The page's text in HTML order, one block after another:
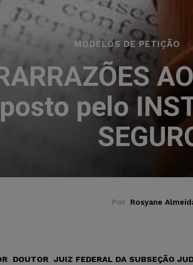
MODELOS DE PETIÇÃO
pelo
Por Rosyane
DOUTOR JUIZ FEDERAL DA SUBSEÇÃO